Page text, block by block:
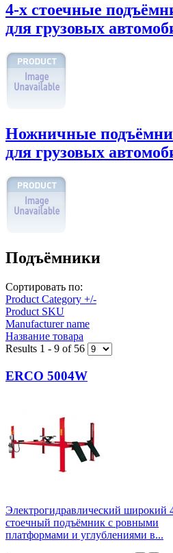
4-х стоечные
для грузовых
Ножничные
для грузовых
Подъёмники
Сортировать по:
Product Category +/-
Product SKU
Manufacturer name
Название товара
Results 1 - 9 of 56
ERCO 5004W
Электрогидравлический широкий
стоечный подъёмник с ровными
платформами и углублениями в...